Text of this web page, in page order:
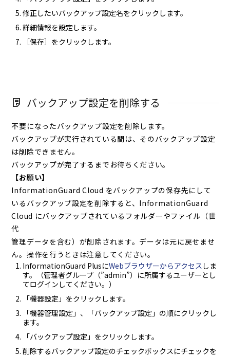
修正したいバックアップ設定名をクリックします。
詳細情報を設定します。
［保存］をクリックします。
バックアップ設定を削除する
不要になったバックアップ設定を削除します。
バックアップが実行されている間は、そのバックアップ設定
は削除できません。
バックアップが完了するまでお待ちください。
【お願い】
InformationGuard Cloud をバックアップの保存先にして
いるバックアップ設定を削除すると、InformationGuard
Cloud にバックアップされているフォルダーやファイル（世
代
管理データを含む）が削除されます。データは元に戻せませ
ん。操作を行うときは注意してください。
InformationGuard PlusにWebブラウザーからアクセス しま
す。（管理者グループ（”admin”）に所属するユーザーとし
てログインしてください。）
「機器設定」をクリックします。
「機器管理設定」、「バックアップ設定」の順にクリックし
ます。
「バックアップ設定」をクリックします。
削除するバックアップ設定のチェックボックスにチェックを